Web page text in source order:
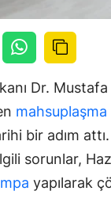
Dr.
mahsuplaşma
bir adım
sorunlar,
yapılarak